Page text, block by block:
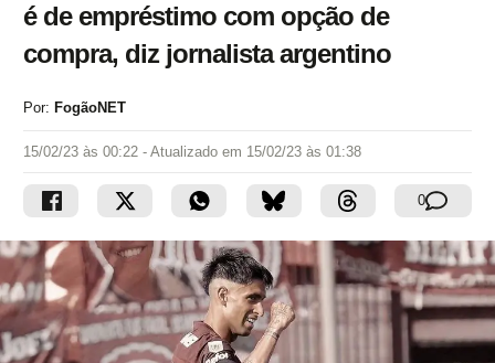
é de empréstimo com opção de
compra, diz jornalista argentino
Por: FogãoNET
15/02/23 às 00:22 - Atualizado em 15/02/23 às 01:38
0